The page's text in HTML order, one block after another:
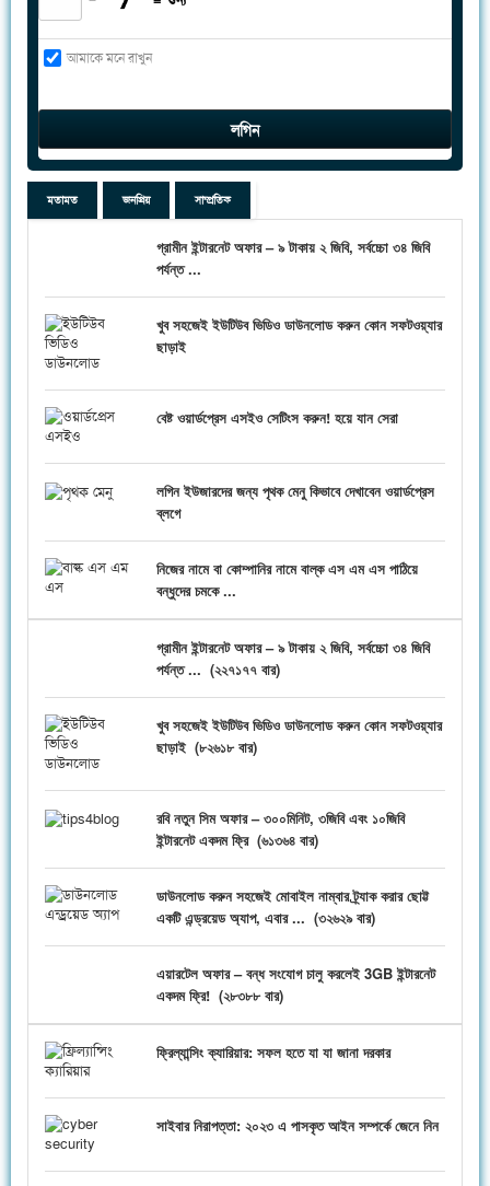
আমাকে মনে রাখুন
মতামত জনপ্রিয় সাম্প্রতিক
গ্রামীন ইন্টারনেট অফার – ৯ টাকায় ২ জিবি, সর্বচ্চো ৩৪ জিবি
পর্যন্ত ...
খুব সহজেই ইউটিউব ভিডিও ডাউনলোড করুন কোন সফটওয়্যার
ছাড়াই
বেষ্ট ওয়ার্ডপ্রেস এসইও সেটিংস করুন! হয়ে যান সেরা
লগিন ইউজারদের জন্য পৃথক মেনু কিভাবে দেখাবেন ওয়ার্ডপ্রেস
ব্লগে
নিজের নামে বা কোম্পানির নামে বাল্ক এস এম এস পাঠিয়ে
বন্ধুদের চমকে ...
গ্রামীন ইন্টারনেট অফার – ৯ টাকায় ২ জিবি, সর্বচ্চো ৩৪ জিবি
পর্যন্ত ... (২২৭১৭৭ বার)
খুব সহজেই ইউটিউব ভিডিও ডাউনলোড করুন কোন সফটওয়্যার
ছাড়াই(৮২৬১৮ বার)
রবি নতুন সিম অফার – ৩০০মিনিট, ৩জিবি এবং ১০জিবি
ইন্টারনেট একদম ফ্রি(৬১৩৬৪ বার)
ডাউনলোড করুন সহজেই মোবাইল নাম্বার ট্র্যাক করার ছোট্ট
একটি এন্ড্রয়েড অ্যাপ, এবার ... (৩২৬২৯ বার)
এয়ারটেল অফার – বন্ধ সংযোগ চালু করলেই 3GB ইন্টারনেট
একদম ফ্রি!(২৮৩৮৮ বার)
ফ্রিল্যান্সিং ক্যারিয়ার: সফল হতে যা যা জানা দরকার
সাইবার নিরাপত্তা: ২০২৩ এ পাসকৃত আইন সম্পর্কে জেনে নিন